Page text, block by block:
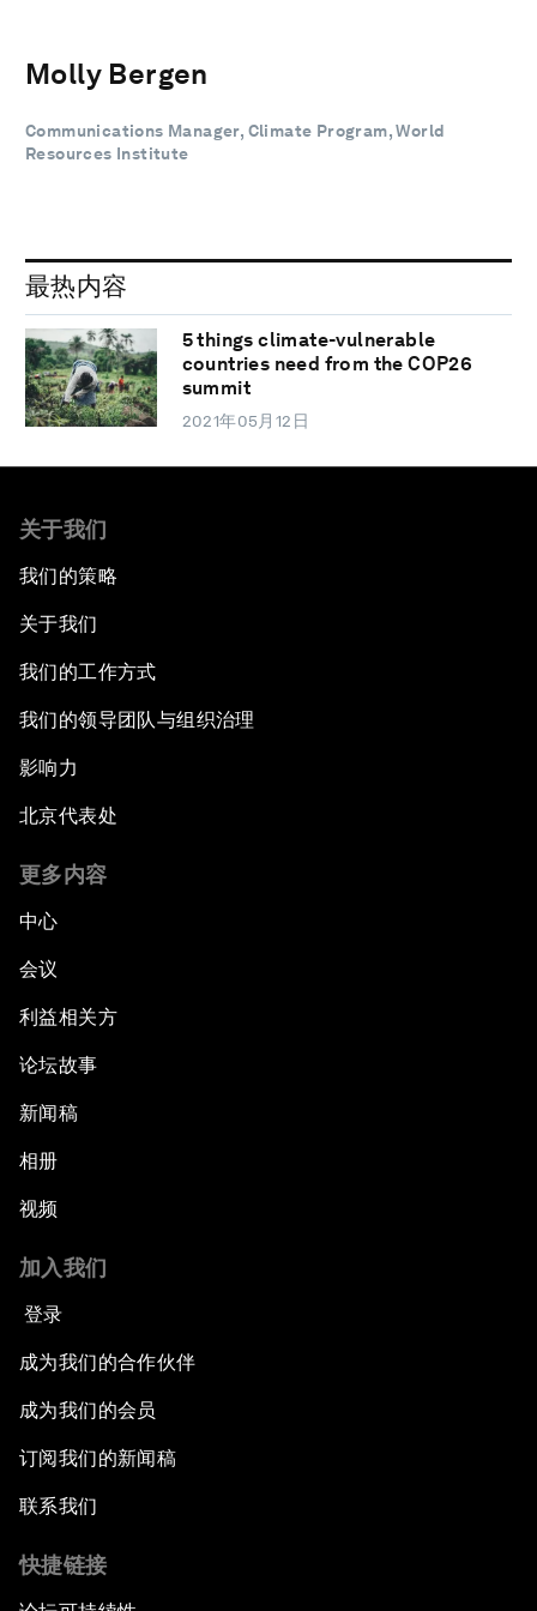
Molly Bergen
Communications Manager, Climate Program, World
Resources Institute
最热内容
5 things climate-vulnerable
countries need from the COP26
summit
2021年05月12日
关于我们
我们的策略
关于我们
我们的工作方式
我们的领导团队与组织治理
影响力
北京代表处
更多内容
中心
会议
利益相关方
论坛故事
新闻稿
相册
视频
加入我们
登录
成为我们的合作伙伴
成为我们的会员
订阅我们的新闻稿
联系我们
快捷链接